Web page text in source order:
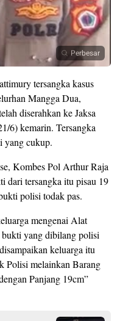
Perbesar
tersangka kasus
Mangga Dua,
diserahkan ke Jaksa
6) kemarin. Tersangka
yang cukup.
Kombes Pol Arthur Raja
dari tersangka itu pisau 19
polisi todak pas.
mengenai Alat
yang dibilang polisi
keluarga itu
Polisi melainkan Barang
Panjang 19cm”